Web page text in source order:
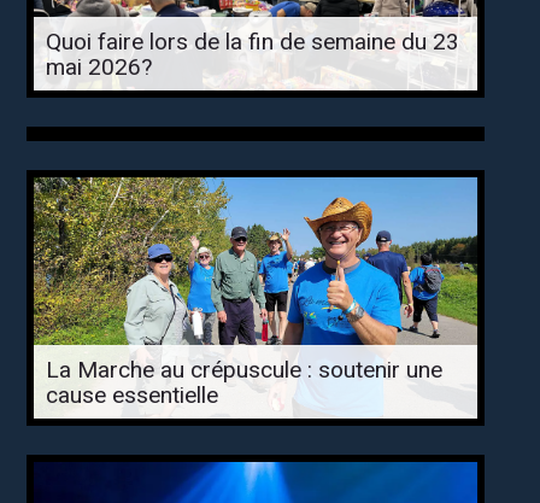
Quoi faire lors de la fin de semaine du 23
mai 2026?
La Marche au crépuscule : soutenir une
cause essentielle